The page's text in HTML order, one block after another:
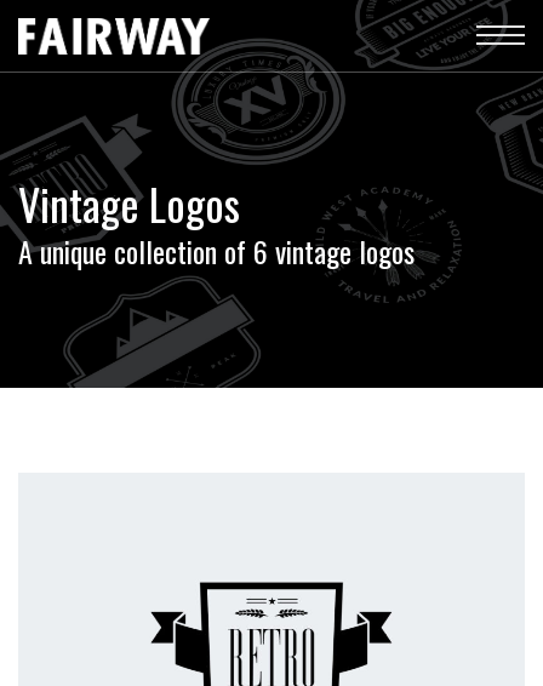
Vintage Logos
A unique collection of 6 vintage logos